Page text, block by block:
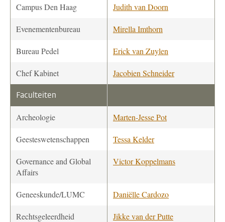
Campus Den Haag Judith van Doorn
Evenementenbureau Mirella Imthorn
Bureau Pedel Erick van Zuylen
Chef Kabinet Jacobien Schneider
Faculteiten
Archeologie Marten-Jesse Pot
Geesteswetenschappen Tessa Kelder
Governance and Global
Affairs
Victor Koppelmans
Geneeskunde/LUMC Daniëlle Cardozo
Rechtsgeleerdheid Jikke van der Putte